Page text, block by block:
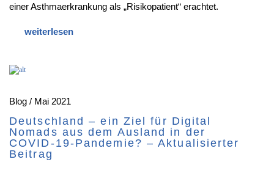
einer Asthmaerkrankung als „Risikopatient“ erachtet.
Blog / Mai 2021
Deutschland – ein Ziel für Digital
Nomads aus dem Ausland in der
COVID-19-Pandemie? – Aktualisierter
Beitrag